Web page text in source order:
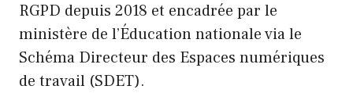
RGPD depuis 2018 et encadrée par le
ministère de l’Éducation nationale via le
Schéma Directeur des Espaces numériques
de travail (SDET).